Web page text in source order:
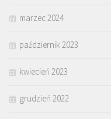
marzec 2024
październik 2023
kwiecień 2023
grudzień 2022